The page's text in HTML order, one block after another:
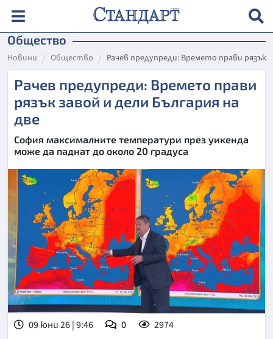
Общество
Новини Общество Рачев предупреди: Времето прави рязък
Рачев предупреди: Времето прави
рязък завой и дели България на
две
София максималните температури през уикенда
може да паднат до около 20 градуса
09 юни 26 | 9:46 0 2974